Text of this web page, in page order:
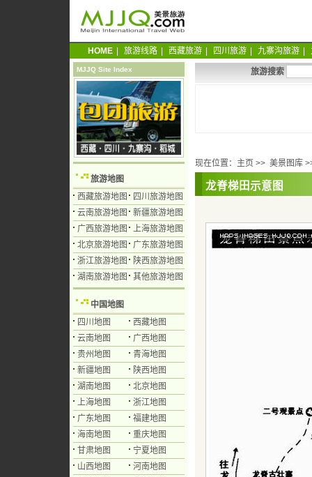
HOME 旅游线路 西藏旅游 四川旅游 九寨沟旅游
旅游搜索
现在位置： 主页 >> 美景图库
龙脊梯田示意图
MJJQ Site Index
旅游地图
西藏旅游地图
四川旅游地图
云南旅游地图
新疆旅游地图
广西旅游地图
上海旅游地图
北京旅游地图
广东旅游地图
浙江旅游地图
陕西旅游地图
湖南旅游地图
其他旅游地图
中国地图
四川地图
西藏地图
云南地图
广西地图
贵州地图
青海地图
新疆地图
陕西地图
湖南地图
北京地图
上海地图
浙江地图
广东地图
福建地图
海南地图
重庆地图
甘肃地图
宁夏地图
山西地图
河南地图